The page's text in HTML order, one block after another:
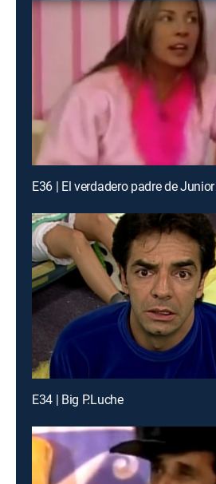
E36 | El verdadero padre de Junior
E34 | Big P.Luche